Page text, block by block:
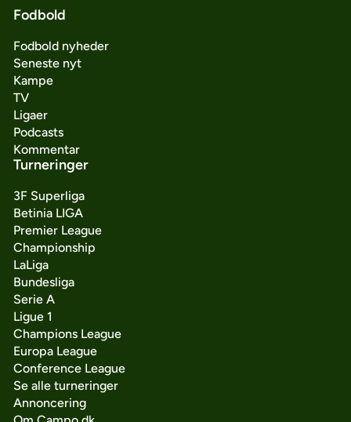
Fodbold
Fodbold nyheder
Seneste nyt
Kampe
TV
Ligaer
Podcasts
Kommentar
Turneringer
3F Superliga
Betinia LIGA
Premier League
Championship
LaLiga
Bundesliga
Serie A
Ligue 1
Champions League
Europa League
Conference League
Se alle turneringer
Annoncering